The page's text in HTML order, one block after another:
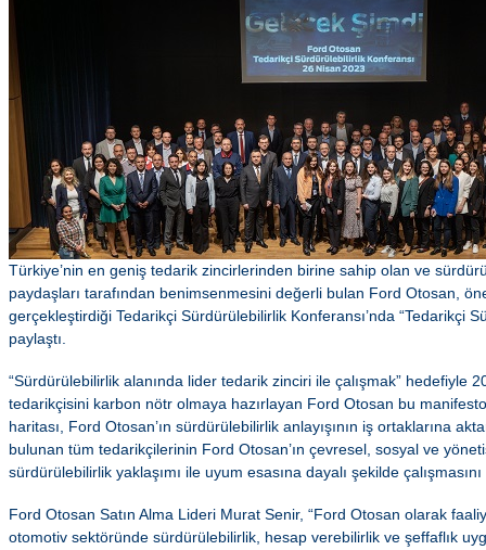
Türkiye’nin en geniş tedarik zincirlerinden birine sahip olan ve
paydaşları tarafından benimsenmesini değerli bulan Ford Otosan,
gerçekleştirdiği Tedarikçi Sürdürülebilirlik Konferansı’nda “Tedarikçi
paylaştı.
“Sürdürülebilirlik alanında lider tedarik zinciri ile çalışmak” hedefiyle
tedarikçisini karbon nötr olmaya hazırlayan Ford Otosan bu
haritası, Ford Otosan’ın sürdürülebilirlik anlayışının iş ortaklarına
bulunan tüm tedarikçilerinin Ford Otosan’ın çevresel, sosyal ve
sürdürülebilirlik yaklaşımı ile uyum esasına dayalı şekilde çalışmasını
Ford Otosan Satın Alma Lideri Murat Senir, “Ford Otosan olarak
otomotiv sektöründe sürdürülebilirlik, hesap verebilirlik ve şeffaflık